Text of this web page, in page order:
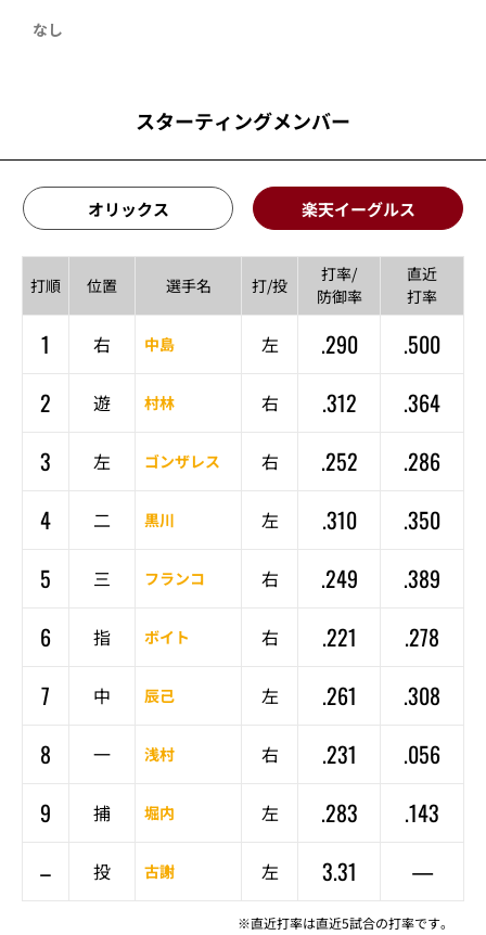
なし
スターティングメンバー
オリックス 楽天イーグルス
打順 位置 選手名 打/投
打率/
防御率
直近
打率
1 右 中島 左 .290
.500
2
遊 村林 右 .312
.364
3
左 ゴンザレス 右 .252
.286
4
二 黒川 左 .310
.350
5
三 フランコ 右 .249
.389
6
指 ボイト 右 .221
.278
7
中 辰己 左 .261
.308
8
一 浅村 右 .231
.056
9
捕 堀内 左 .283
.143
–
投 古謝 左 3.31 —
※直近打率は直近5試合の打率です。